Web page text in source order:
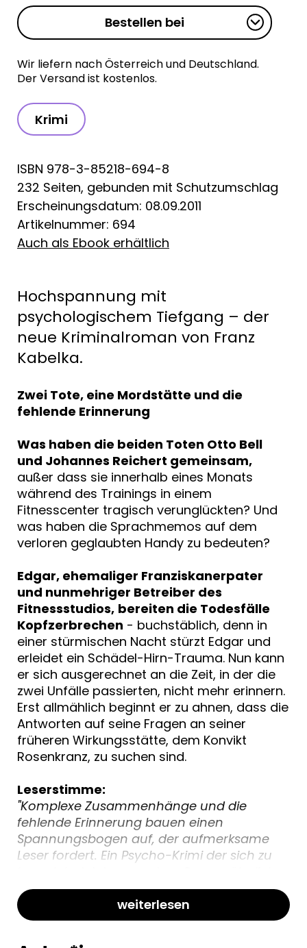
Bestellen bei
Wir liefern nach Österreich und Deutschland.
Der Versand ist kostenlos.
Krimi
ISBN 978-3-85218-694-8
232 Seiten, gebunden mit Schutzumschlag
Erscheinungsdatum: 08.09.2011
Artikelnummer: 694
Auch als Ebook erhältlich
Hochspannung mit
psychologischem Tiefgang – der
neue Kriminalroman von Franz
Kabelka.
Zwei Tote, eine Mordstätte und die
fehlende Erinnerung
Was haben die beiden Toten Otto Bell
und Johannes Reichert gemeinsam,
außer dass sie innerhalb eines Monats
während des Trainings in einem
Fitnesscenter tragisch verunglückten? Und
was haben die Sprachmemos auf dem
verloren geglaubten Handy zu bedeuten?
Edgar, ehemaliger Franziskanerpater
und nunmehriger Betreiber des
Fitnessstudios, bereiten die Todesfälle
Kopfzerbrechen - buchstäblich, denn in
einer stürmischen Nacht stürzt Edgar und
erleidet ein Schädel-Hirn-Trauma. Nun kann
er sich ausgerechnet an die Zeit, in der die
zwei Unfälle passierten, nicht mehr erinnern.
Erst allmählich beginnt er zu ahnen, dass die
Antworten auf seine Fragen an seiner
früheren Wirkungsstätte, dem Konvikt
Rosenkranz, zu suchen sind.
Leserstimme:
"Komplexe Zusammenhänge und die
fehlende Erinnerung bauen einen
Spannungsbogen auf, der aufmerksame
Leser fordert. Ein Psycho-Krimi der sich zu
sozialkritisch."
weiterlesen